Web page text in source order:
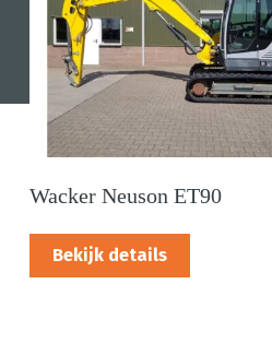
Wacker Neuson ET90
Bekijk details